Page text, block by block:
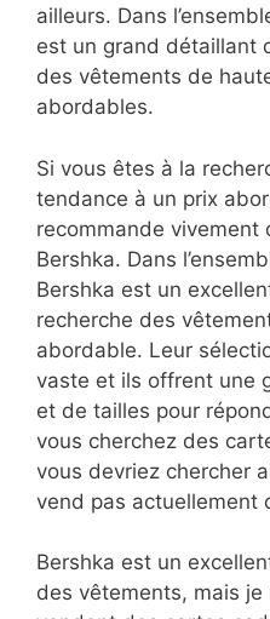
ailleurs. Dans
est un grand détaillant
des vêtements de
abordables.
Si vous êtes à la
tendance à un prix
recommande vivement
Bershka. Dans
Bershka est un
recherche des
abordable. Leur
vaste et ils offrent une
et de tailles pour
vous cherchez des
vous devriez chercher
vend pas actuellement
Bershka est un
des vêtements, mais je